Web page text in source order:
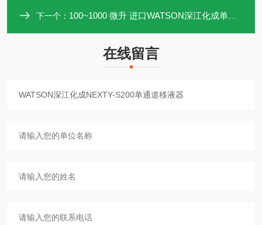
下一个： 100~1000 微升 进口WATSON深江化成单通道移液器NEXTY-S1000
在线留言